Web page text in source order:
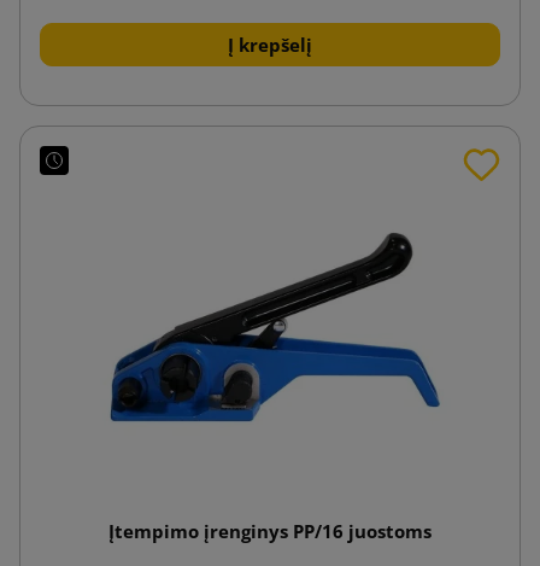
Į krepšelį
Įtempimo įrenginys PP/16 juostoms